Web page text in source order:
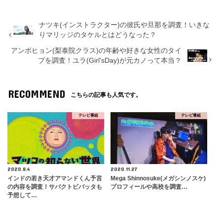
ナツキ(インストラクター)の彼氏や旦那を調査！いきな
りマリッジのタケルとはどうなった？
アンボヒョン(梨泰院クラス)の年齢や好きな女性のタイ
プを調査！ユラ(Girl'sDay)が元カノって本当？
RECOMMEND こちらの記事も人気です。
テレビ番組
2020.8.4
インドの若き天才アマンドくん予言
の内容を調査！サバクトビバッタも
予想して…
テレビ番組
2020.11.27
Mega Shinnosuke(メガシンノスケ)
プロフィールや高校を調査…